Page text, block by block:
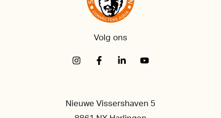
Volg ons
Nieuwe Vissershaven 5